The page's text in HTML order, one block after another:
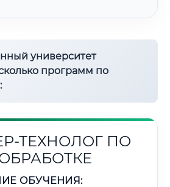
университет
программ по
ТЕХНОЛОГ ПО
ОБУЧЕНИЯ: